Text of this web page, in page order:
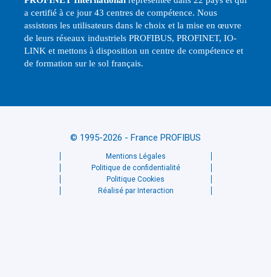
a certifié à ce jour 43 centres de compétence. Nous
assistons les utilisateurs dans le choix et la mise en œuvre
de leurs réseaux industriels PROFIBUS, PROFINET, IO-
LINK et mettons à disposition un centre de compétence et
de formation sur le sol français.
© 1995-2026 - France PROFIBUS
Mentions Légales
Politique de confidentialité
Politique Cookies
Réalisé par Interaction